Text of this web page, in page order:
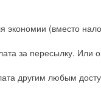
экономии (вместо
за пересылку. Или
другим любым